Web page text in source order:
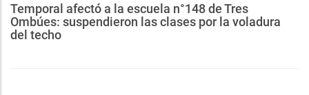
Temporal afectó a la escuela n°148 de Tres
Ombúes: suspendieron las clases por la voladura
del techo